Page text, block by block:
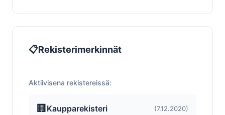
📋Rekisterimerkinnät
Aktiivisena rekistereissä:
🏢 Kaupparekisteri (7.12.2020)